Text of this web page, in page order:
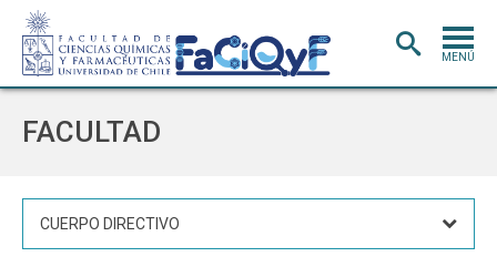
MENÚ
FACULTAD
CUERPO DIRECTIVO